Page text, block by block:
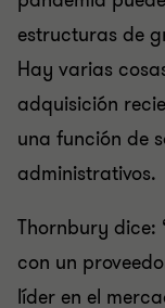
estructuras de
Hay varias
adquisición
una función de
administrativos.
Thornbury dice:
con un
líder en el